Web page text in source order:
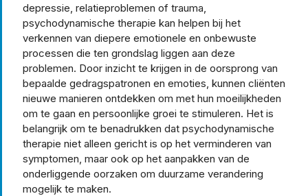
depressie, relatieproblemen of trauma,
psychodynamische therapie kan helpen bij het
verkennen van diepere emotionele en onbewuste
processen die ten grondslag liggen aan deze
problemen. Door inzicht te krijgen in de oorsprong van
bepaalde gedragspatronen en emoties, kunnen cliënten
nieuwe manieren ontdekken om met hun moeilijkheden
om te gaan en persoonlijke groei te stimuleren. Het is
belangrijk om te benadrukken dat psychodynamische
therapie niet alleen gericht is op het verminderen van
symptomen, maar ook op het aanpakken van de
onderliggende oorzaken om duurzame verandering
mogelijk te maken.